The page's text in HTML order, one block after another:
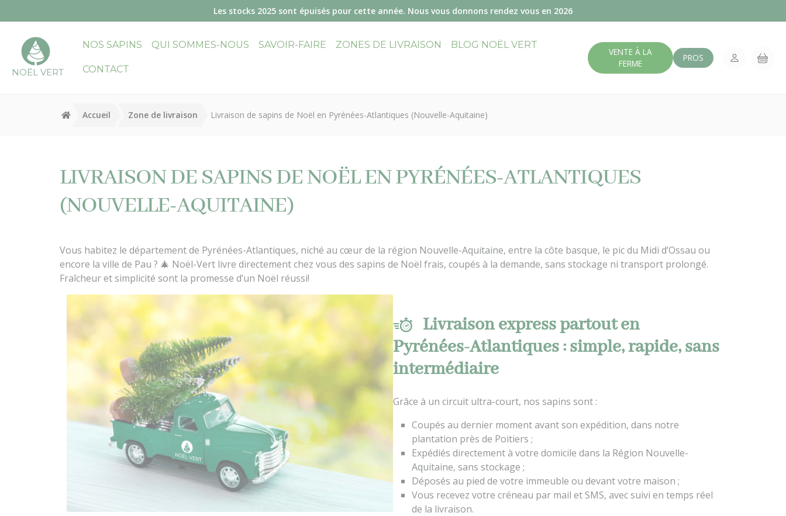
Les stocks 2025 sont épuisés pour cette année. Nous vous donnons rendez vous en 2026
NOËL VERT
NOS SAPINS QUI SOMMES-NOUS SAVOIR-FAIRE ZONES DE LIVRAISON BLOG NOËL VERT
CONTACT
VENTE À LA
FERME
PROS
Accueil Zone de livraison Livraison de sapins de Noël en Pyrénées-Atlantiques (Nouvelle-Aquitaine)
LIVRAISON DE SAPINS DE NOËL EN PYRÉNÉES-ATLANTIQUES
(NOUVELLE-AQUITAINE)
Vous habitez le département de Pyrénées-Atlantiques, niché au cœur de la région Nouvelle-Aquitaine, entre la côte basque, le pic du Midi d’Ossau ou
encore la ville de Pau ? 🎄 Noël-Vert livre directement chez vous des sapins de Noël frais, coupés à la demande, sans stockage ni transport prolongé.
Fraîcheur et simplicité sont la promesse d’un Noël réussi!
Livraison express partout en
Pyrénées-Atlantiques : simple, rapide, sans
intermédiaire
Grâce à un circuit ultra-court, nos sapins sont :
Coupés au dernier moment avant son expédition, dans notre
plantation près de Poitiers ;
Expédiés directement à votre domicile dans la Région Nouvelle-
Aquitaine, sans stockage ;
Déposés au pied de votre immeuble ou devant votre maison ;
Vous recevez votre créneau par mail et SMS, avec suivi en temps réel
de la livraison.